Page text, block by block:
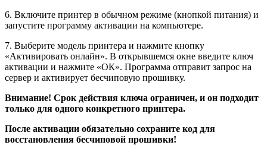
6. Включите принтер в обычном режиме (кнопкой питания) и
запустите программу активации на компьютере.
7. Выберите модель принтера и нажмите кнопку
«Активировать онлайн». В открывшемся окне введите ключ
активации и нажмите «ОК». Программа отправит запрос на
сервер и активирует бесчиповую прошивку.
Внимание! Срок действия ключа ограничен, и он подходит
только для одного конкретного принтера.
После активации обязательно сохраните код для
восстановления бесчиповой прошивки!